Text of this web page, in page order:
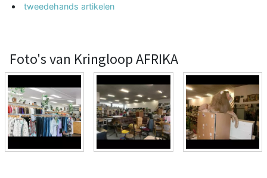
tweedehands artikelen
Foto's van Kringloop AFRIKA